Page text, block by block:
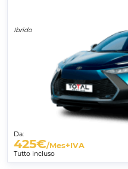
Ibrido
Da:
425€/Mes+IVA
Tutto incluso